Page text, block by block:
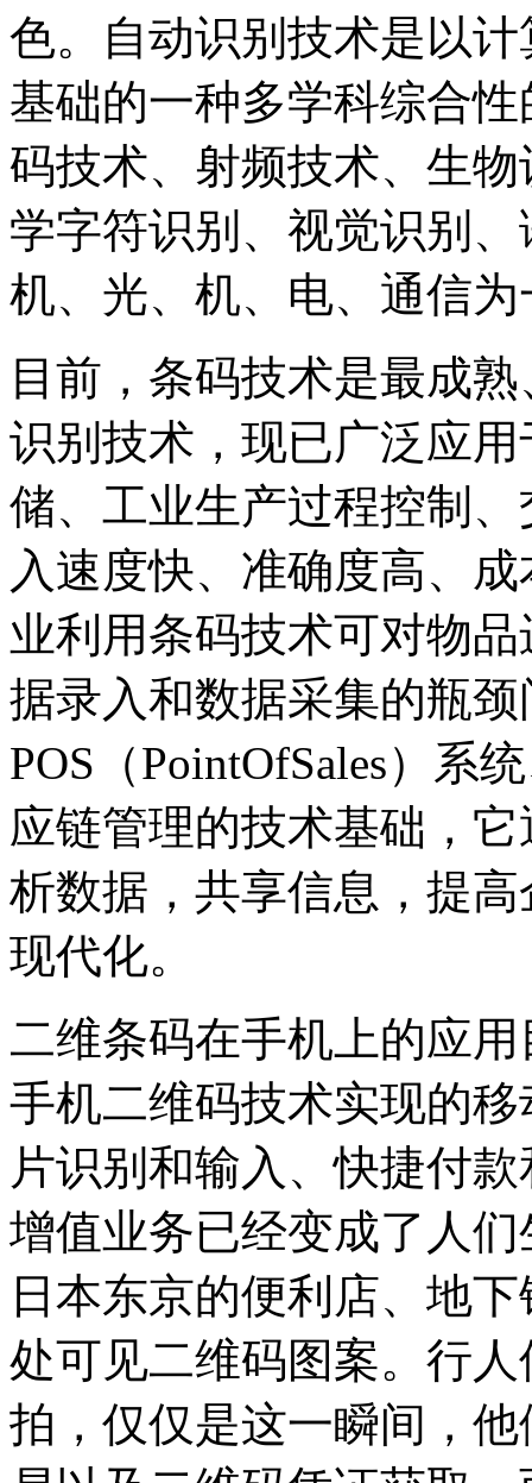
色。自动识别技术是以
基础的一种多学科综合
码技术、射频技术、生
学字符识别、视觉识别
机、光、机、电、通信
目前，条码技术是最成
识别技术，现已广泛应
储、工业生产过程控制
入速度快、准确度高、
业利用条码技术可对物
据录入和数据采集的瓶
POS（PointOfSales）系
应链管理的技术基础，
析数据，共享信息，提
现代化。
二维条码在手机上的应
手机二维码技术实现的
片识别和输入、快捷付
增值业务已经变成了人
日本东京的便利店、地
处可见二维码图案。行
拍，仅仅是这一瞬间，